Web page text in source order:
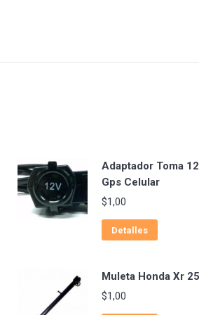
Adaptador Toma
Gps Celular
$1,00
Detalles
Muleta Honda Xr
$1,00